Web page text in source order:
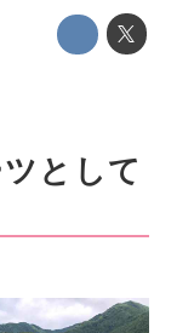
として